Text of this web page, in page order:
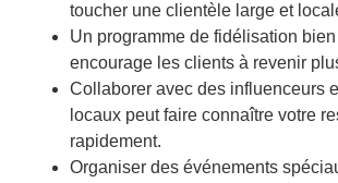
toucher une clientèle large et
Un programme de fidélisation
encourage les clients à revenir
Collaborer avec des influenceurs
locaux peut faire connaître votre
rapidement.
Organiser des événements